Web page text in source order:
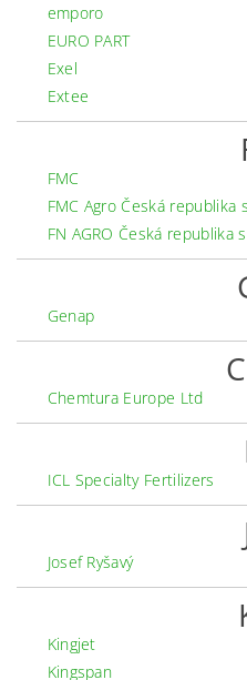
emporo
EURO PART
Exel
Extee
FMC
FMC Agro Česká republika
FN AGRO Česká republika
Genap
Chemtura Europe Ltd
ICL Specialty Fertilizers
Josef Ryšavý
Kingjet
Kingspan